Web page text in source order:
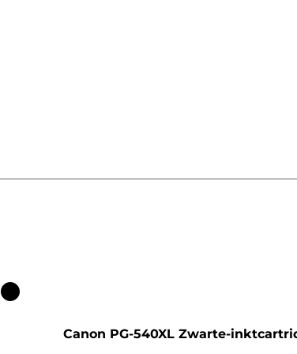
Kleurencartridge
Canon PG-540XL Zwarte-